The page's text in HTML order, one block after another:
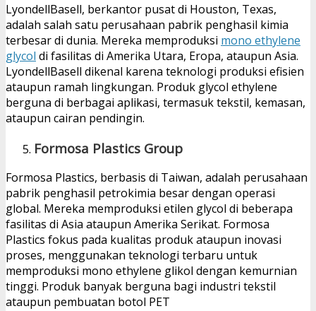
LyondellBasell, berkantor pusat di Houston, Texas,
adalah salah satu perusahaan pabrik penghasil kimia
terbesar di dunia. Mereka memproduksi mono ethylene
glycol di fasilitas di Amerika Utara, Eropa, ataupun Asia.
LyondellBasell dikenal karena teknologi produksi efisien
ataupun ramah lingkungan. Produk glycol ethylene
berguna di berbagai aplikasi, termasuk tekstil, kemasan,
ataupun cairan pendingin.
Formosa Plastics Group
Formosa Plastics, berbasis di Taiwan, adalah perusahaan
pabrik penghasil petrokimia besar dengan operasi
global. Mereka memproduksi etilen glycol di beberapa
fasilitas di Asia ataupun Amerika Serikat. Formosa
Plastics fokus pada kualitas produk ataupun inovasi
proses, menggunakan teknologi terbaru untuk
memproduksi mono ethylene glikol dengan kemurnian
tinggi. Produk banyak berguna bagi industri tekstil
ataupun pembuatan botol PET